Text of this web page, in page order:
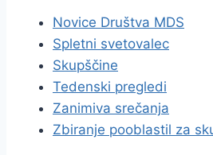
Novice Društva MDS
Spletni svetovalec
Skupščine
Tedenski pregledi
Zanimiva srečanja
Zbiranje pooblastil za